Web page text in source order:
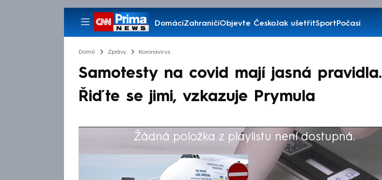
DomácíZahraničíObjevte ČeskoJak ušetřitSportPočasí
Pořady
Domů Zprávy Koronavirus
Samotesty na covid mají jasná pravidla.
Řiďte se jimi, vzkazuje Prymula
Žádná položka z playlistu není dostupná.
Výběr redakce